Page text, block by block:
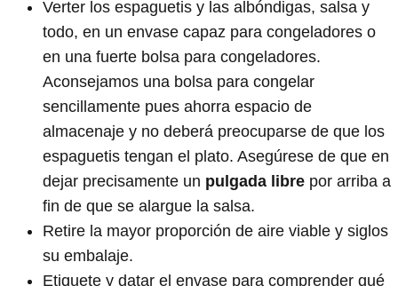
Verter los espaguetis y las albóndigas, salsa y
todo, en un envase capaz para congeladores o
en una fuerte bolsa para congeladores.
Aconsejamos una bolsa para congelar
sencillamente pues ahorra espacio de
almacenaje y no deberá preocuparse de que los
espaguetis tengan el plato. Asegúrese de que en
dejar precisamente un pulgada libre por arriba a
fin de que se alargue la salsa.
Retire la mayor proporción de aire viable y siglos
su embalaje.
Etiquete y datar el envase para comprender qué